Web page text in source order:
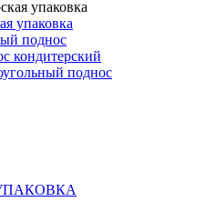
упаковка
поднос
кондитерский
поднос